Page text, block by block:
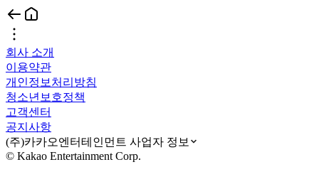
회사 소개
이용약관
개인정보처리방침
청소년보호정책
고객센터
공지사항
(주)카카오엔터테인먼트 사업자 정보
© Kakao Entertainment Corp.